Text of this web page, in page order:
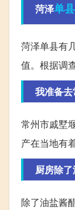
菏泽单县
菏泽单县有
值。根据调
我准备
常州市戚墅
产在当地有
厨房除
除了油盐酱